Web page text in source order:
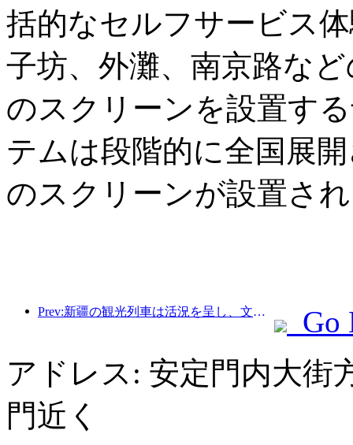
括的なセルフサービス
子坊、外灘、南京路な
のスクリーンを設置す
テムは段階的に全国展
のスクリーンが設置さ
Prev:新疆の観光列車は活況を呈し、文化と観光経済を活性化させている。
Go
アドレス: 安定門内大街
門近く